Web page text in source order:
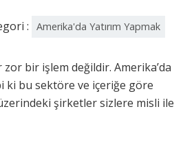
: Amerika'da Yatırım Yapmak
bir işlem değildir. Amerika’da
ki bu sektöre ve içeriğe göre
şirketler sizlere misli ile